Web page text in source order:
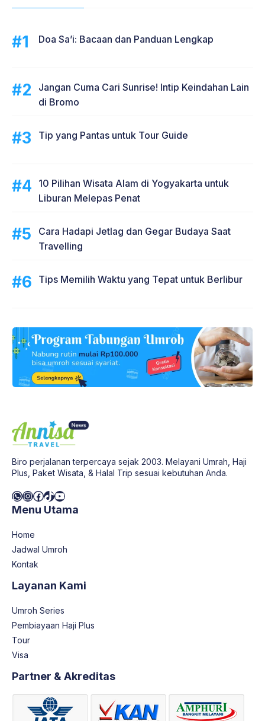
Doa Sa’i: Bacaan dan Panduan Lengkap
Jangan Cuma Cari Sunrise! Intip Keindahan Lain
di Bromo
Tip yang Pantas untuk Tour Guide
10 Pilihan Wisata Alam di Yogyakarta untuk
Liburan Melepas Penat
Cara Hadapi Jetlag dan Gegar Budaya Saat
Travelling
Tips Memilih Waktu yang Tepat untuk Berlibur
Biro perjalanan terpercaya sejak 2003. Melayani Umrah, Haji
Plus, Paket Wisata, & Halal Trip sesuai kebutuhan Anda.
WhatsApp
Instagram
Facebook
TikTok
YouTube
Menu Utama
Home
Jadwal Umroh
Kontak
Layanan Kami
Umroh Series
Pembiayaan Haji Plus
Tour
Visa
Partner & Akreditas